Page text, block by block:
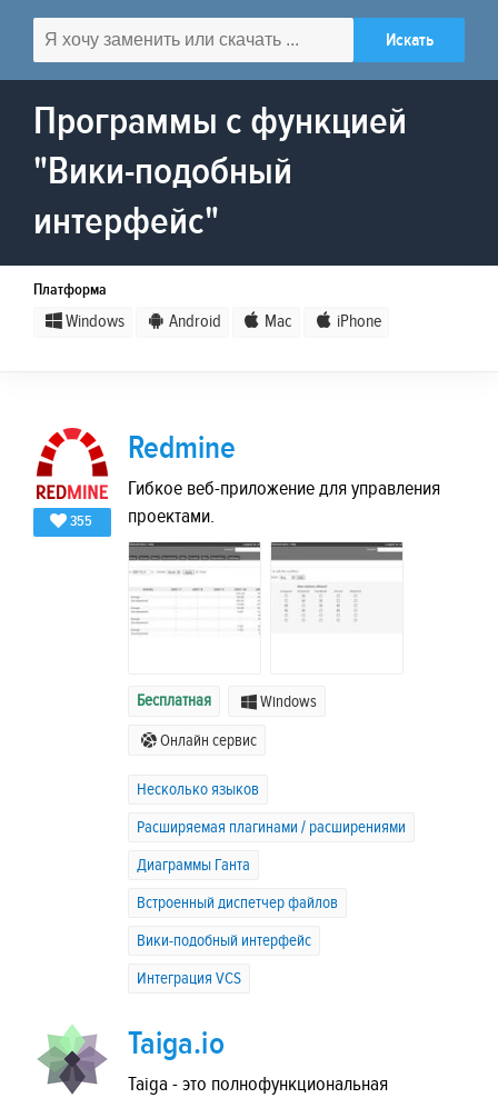
Программы с функцией
"Вики-подобный
интерфейс"
Платформа
Windows Android Mac iPhone
355
Redmine
Гибкое веб-приложение для управления
проектами.
Бесплатная Windows
Онлайн сервис
Несколько языков
Расширяемая плагинами / расширениями
Диаграммы Ганта
Встроенный диспетчер файлов
Вики-подобный интерфейс
Интеграция VCS
Taiga.io
Taiga - это полнофункциональная